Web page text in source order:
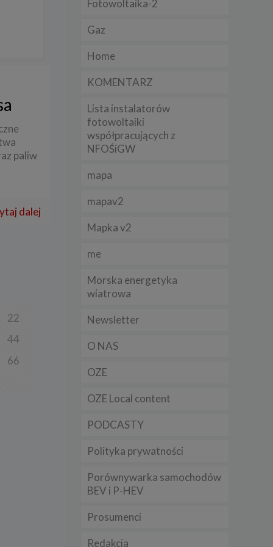
paliw
dalej
22
44
66
Fotowoltaika-2
Gaz
Home
KOMENTARZ
Lista instalatorów
fotowoltaiki
współpracujących z
NFOŚiGW
mapa
mapav2
Mapka v2
me
Morska energetyka
wiatrowa
Newsletter
O NAS
OZE
OZE Local content
PODCASTY
Polityka prywatności
Porównywarka samochodów
BEV i P-HEV
Prosumenci
Redakcja
że
–